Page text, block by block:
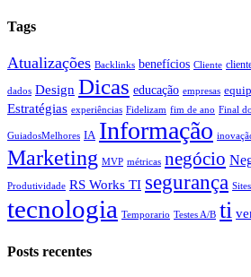
Tags
Atualizações Backlinks benefícios Cliente
dados Design Dicas educação empresas
Estratégias experiências Fidelizam fim de ano Final
GuiadosMelhores IA Informação
Marketing MVP métricas negócio
Produtividade RS Works TI segurança Sites
tecnologia Temporario Testes A/B ti
Posts recentes